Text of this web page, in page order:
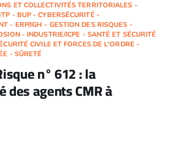
ET COLLECTIVITÉS TERRITORIALES -
- BUP - CYBERSÉCURITÉ -
- ERP/IGH - GESTION DES RISQUES -
- INDUSTRIE/ICPE - SANTÉ ET SÉCURITÉ
CIVILE ET FORCES DE L'ORDRE -
- SÛRETÉ
n° 612 : la
agents CMR à